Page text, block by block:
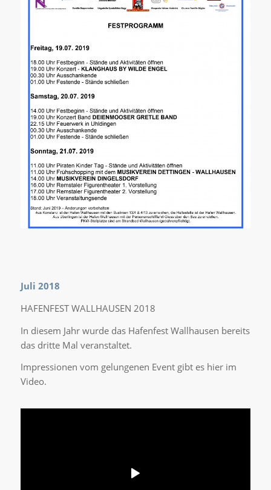
Juli 2018
HAFENFEST WALLHAUSEN 2018
In diesem Jahr wurde das Hafenfest Wallhausen bereits
das dritte Mal veranstaltet.
Impressionen vom gelungenen Event gibt es hier im
Video.